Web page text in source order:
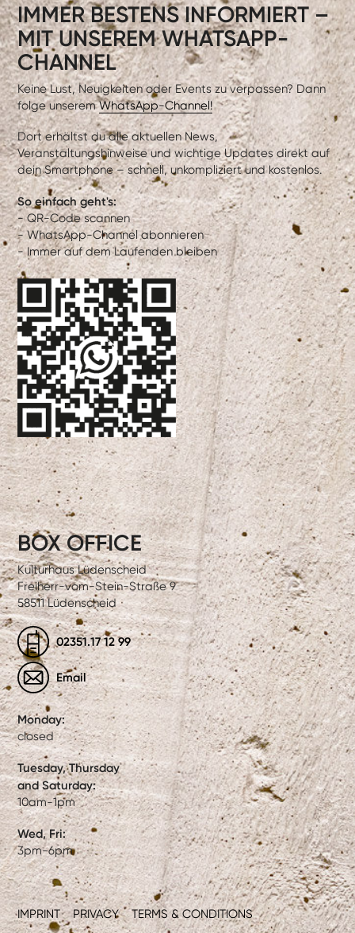
IMMER BESTENS INFORMIERT –
MIT UNSEREM WHATSAPP-
CHANNEL
Keine Lust, Neuigkeiten oder Events zu verpassen? Dann
folge unseremWhatsApp-Channel!
Dort erhältst du alle aktuellen News,
Veranstaltungshinweise und wichtige Updates direkt auf
dein Smartphone – schnell, unkompliziert und kostenlos.
So einfach geht's:
- QR-Code scannen
- WhatsApp-Channel abonnieren
- Immer auf dem Laufenden bleiben
IMPRINT PRIVACY TERMS & CONDITIONS
BOX OFFICE
Kulturhaus Lüdenscheid
Freiherr-vom-Stein-Straße 9
58511 Lüdenscheid
02351.17 12 99
Email
Monday:
closed
Tuesday, Thursday
and Saturday:
10am-1pm
Wed, Fri:
3pm-6pm